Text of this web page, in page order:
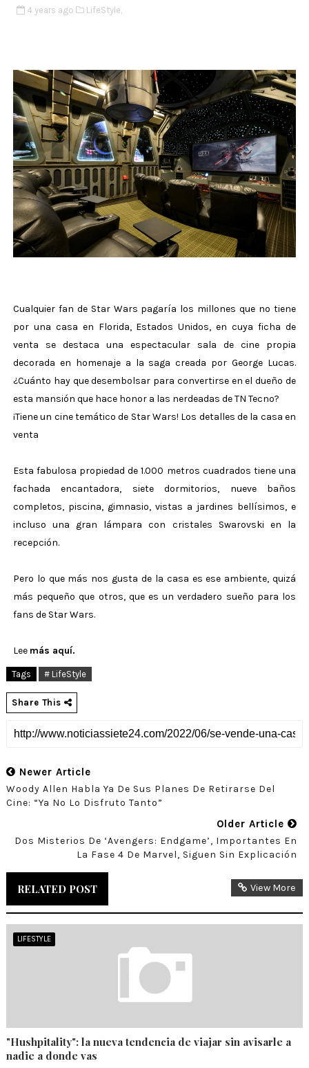
4 years ago LifeStyle,
Cualquier fan de Star Wars pagaría los millones que no tiene
por una casa en Florida, Estados Unidos, en cuya ficha de
venta se destaca una espectacular sala de cine propia
decorada en homenaje a la saga creada por George Lucas.
¿Cuánto hay que desembolsar para convertirse en el dueño de
esta mansión que hace honor a las nerdeadas de TN Tecno?
¡Tiene un cine temático de Star Wars! Los detalles de la casa en
venta
Esta fabulosa propiedad de 1.000 metros cuadrados tiene una
fachada encantadora, siete dormitorios, nueve baños
completos, piscina, gimnasio, vistas a jardines bellísimos, e
incluso una gran lámpara con cristales Swarovski en la
recepción.
Pero lo que más nos gusta de la casa es ese ambiente, quizá
más pequeño que otros, que es un verdadero sueño para los
fans de Star Wars.
Lee más aquí.
Tags # LifeStyle
Share This
Newer Article
Woody Allen Habla Ya De Sus Planes De Retirarse Del
Cine: “Ya No Lo Disfruto Tanto”
Older Article
Dos Misterios De ‘Avengers: Endgame’, Importantes En
La Fase 4 De Marvel, Siguen Sin Explicación
RELATED POST View More
LIFESTYLE
"Hushpitality": la nueva tendencia de viajar sin avisarle a
nadie a donde vas